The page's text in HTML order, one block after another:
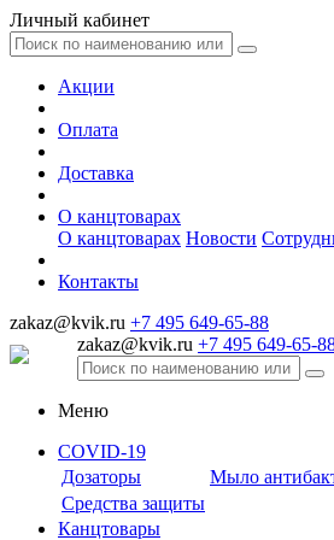
Личный кабинет
Акции
Оплата
Доставка
О канцтоварах
О канцтоварах Новости
Контакты
zakaz@kvik.ru +7 495 649-65-88
zakaz@kvik.ru +7 495 649-65-
Меню
COVID-19
Дозаторы
Мыло
Средства защиты
Канцтовары